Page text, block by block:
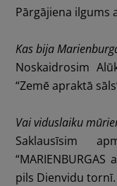
Pārgājiena ilgums
Kas bija
Noskaidrosim
“Zemē apraktā
Vai viduslaiku
Saklausīsim
pils Dienvidu tornī.